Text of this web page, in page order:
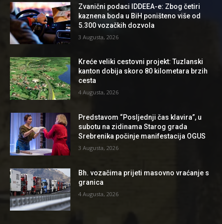
Zvanični podaci IDDEEA-e: Zbog četiri
kaznena boda u BiH poništeno više od
5.300 vozačkih dozvola
3 Augusta, 2026
Kreće veliki cestovni projekt: Tuzlanski
kanton dobija skoro 80 kilometara brzih
cesta
4 Augusta, 2026
Predstavom “Posljednji čas klavira”, u
subotu na zidinama Starog grada
Srebrenika počinje manifestacija OGUS
3 Augusta, 2026
Bh. vozačima prijeti masovno vraćanje s
granica
4 Augusta, 2026